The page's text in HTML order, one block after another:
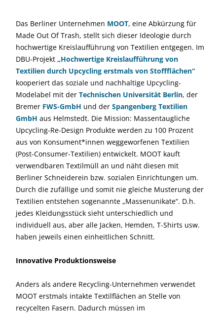
Das Berliner Unternehmen MOOT, eine Abkürzung für
Made Out Of Trash, stellt sich dieser Ideologie durch
hochwertige Kreislaufführung von Textilien entgegen. Im
DBU-Projekt „Hochwertige Kreislaufführung von
Textilien durch Upcycling erstmals von Stoffflächen“
kooperiert das soziale und nachhaltige Upcycling-
Modelabel mit der Technischen Universität Berlin, der
Bremer FWS-GmbH und der Spangenberg Textilien
GmbH aus Helmstedt. Die Mission: Massentaugliche
Upcycling-Re-Design Produkte werden zu 100 Prozent
aus von Konsument*innen weggeworfenen Textilien
(Post-Consumer-Textilien) entwickelt. MOOT kauft
verwendbaren Textilmüll an und näht diesen mit
Berliner Schneiderein bzw. sozialen Einrichtungen um.
Durch die zufällige und somit nie gleiche Musterung der
Textilien entstehen sogenannte „Massenunikate“. D.h.
jedes Kleidungsstück sieht unterschiedlich und
individuell aus, aber alle Jacken, Hemden, T-Shirts usw.
haben jeweils einen einheitlichen Schnitt.
Innovative Produktionsweise
Anders als andere Recycling-Unternehmen verwendet
MOOT erstmals intakte Textilflächen an Stelle von
recycelten Fasern. Dadurch müssen im